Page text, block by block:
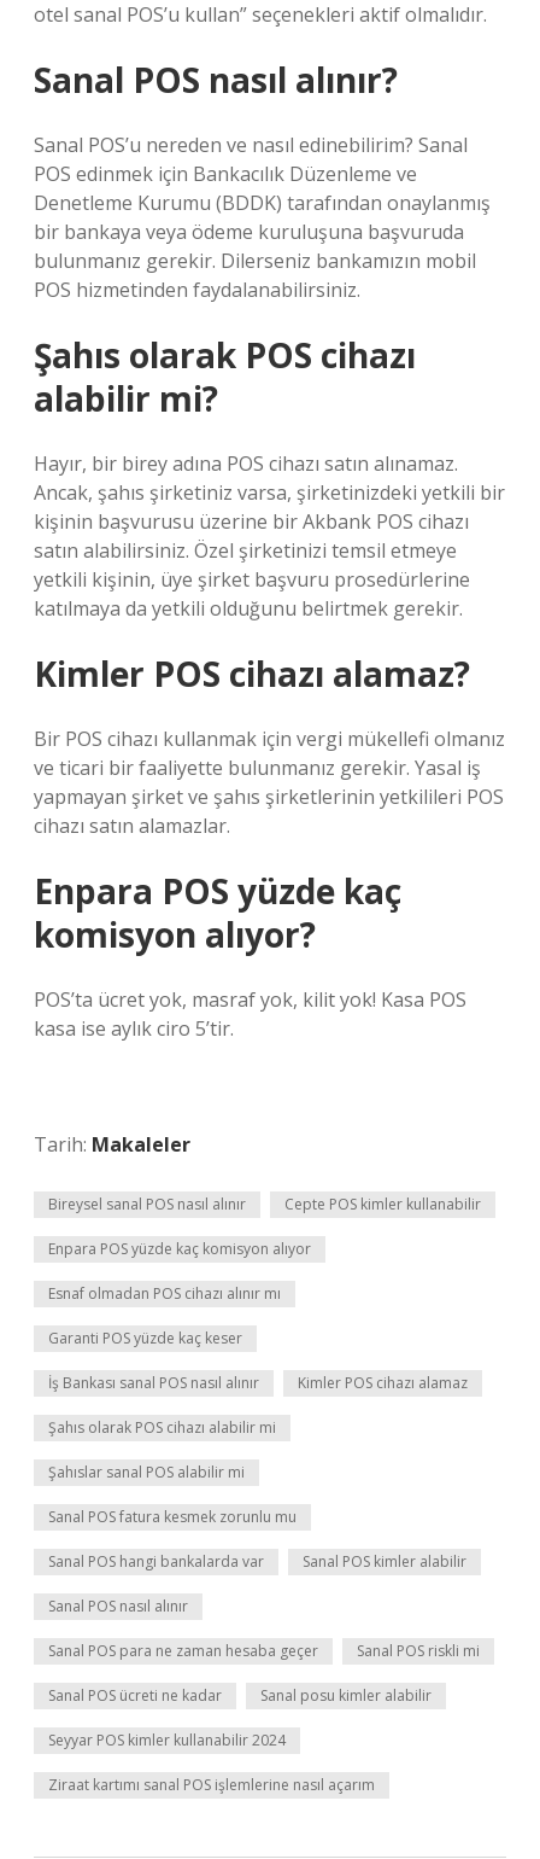
otel sanal POS’u kullan” seçenekleri aktif olmalıdır.
Sanal POS nasıl alınır?
Sanal POS’u nereden ve nasıl edinebilirim? Sanal
POS edinmek için Bankacılık Düzenleme ve
Denetleme Kurumu (BDDK) tarafından onaylanmış
bir bankaya veya ödeme kuruluşuna başvuruda
bulunmanız gerekir. Dilerseniz bankamızın mobil
POS hizmetinden faydalanabilirsiniz.
Şahıs olarak POS cihazı
alabilir mi?
Hayır, bir birey adına POS cihazı satın alınamaz.
Ancak, şahıs şirketiniz varsa, şirketinizdeki yetkili bir
kişinin başvurusu üzerine bir Akbank POS cihazı
satın alabilirsiniz. Özel şirketinizi temsil etmeye
yetkili kişinin, üye şirket başvuru prosedürlerine
katılmaya da yetkili olduğunu belirtmek gerekir.
Kimler POS cihazı alamaz?
Bir POS cihazı kullanmak için vergi mükellefi olmanız
ve ticari bir faaliyette bulunmanız gerekir. Yasal iş
yapmayan şirket ve şahıs şirketlerinin yetkilileri POS
cihazı satın alamazlar.
Enpara POS yüzde kaç
komisyon alıyor?
POS’ta ücret yok, masraf yok, kilit yok! Kasa POS
kasa ise aylık ciro 5’tir.
Tarih: Makaleler
Bireysel sanal POS nasıl alınır Cepte POS kimler kullanabilir
Enpara POS yüzde kaç komisyon alıyor
Esnaf olmadan POS cihazı alınır mı
Garanti POS yüzde kaç keser
İş Bankası sanal POS nasıl alınır Kimler POS cihazı alamaz
Şahıs olarak POS cihazı alabilir mi
Şahıslar sanal POS alabilir mi
Sanal POS fatura kesmek zorunlu mu
Sanal POS hangi bankalarda var Sanal POS kimler alabilir
Sanal POS nasıl alınır
Sanal POS para ne zaman hesaba geçer Sanal POS riskli mi
Sanal POS ücreti ne kadar Sanal posu kimler alabilir
Seyyar POS kimler kullanabilir 2024
Ziraat kartımı sanal POS işlemlerine nasıl açarım